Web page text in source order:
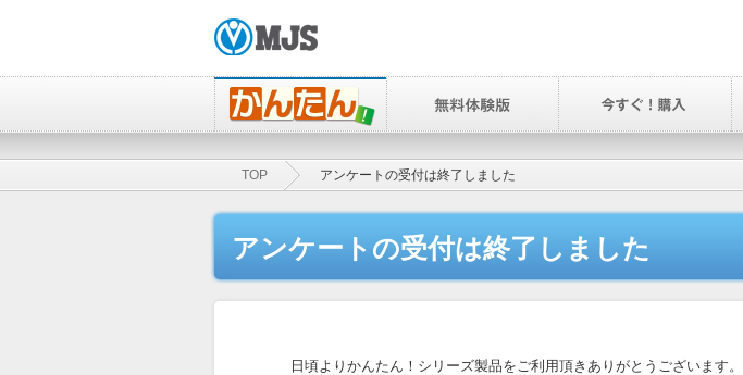
TOP アンケートの受付は終了しました
アンケートの受付は終了しました
日頃よりかんたん！シリーズ製品をご利用頂きありがとうございます。